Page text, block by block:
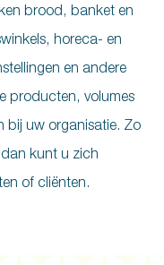
brood, banket en
horeca- en
en andere
producten, volumes
bij uw organisatie. Zo
kunt u zich
of cliënten.